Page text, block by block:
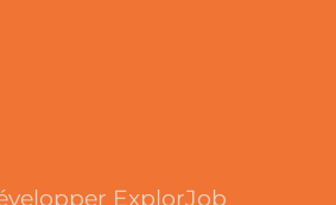
ExplorJob